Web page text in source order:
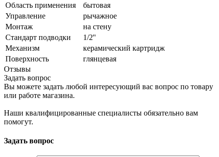
Область применения
бытовая
Управление
рычажное
Монтаж
на стену
Стандарт подводки
1/2''
Механизм
керамический картридж
Поверхность
глянцевая
Отзывы
Задать вопрос
Вы можете задать любой интересующий вас вопрос по товару
или работе магазина.
Наши квалифицированные специалисты обязательно вам
помогут.
Задать вопрос